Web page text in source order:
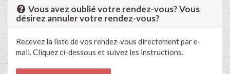
Vous avez oublié votre rendez-vous? Vous
désirez annuler votre rendez-vous?
Recevez la liste de vos rendez-vous directement par e-
mail. Cliquez ci-dessous et suivez les instructions.